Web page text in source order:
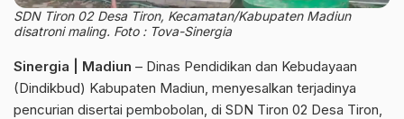
SDN Tiron 02 Desa Tiron, Kecamatan/Kabupaten Madiun
disatroni maling. Foto : Tova-Sinergia
Sinergia | Madiun – Dinas Pendidikan dan Kebudayaan
(Dindikbud) Kabupaten Madiun, menyesalkan terjadinya
pencurian disertai pembobolan, di SDN Tiron 02 Desa Tiron,